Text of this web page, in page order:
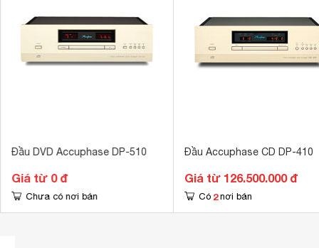
Đầu DVD Accuphase DP-510
Giá từ 0 đ
Chưa có nơi bán
Đầu Accuphase CD DP-410
Giá từ 126.500.000 đ
Có 2 nơi bán